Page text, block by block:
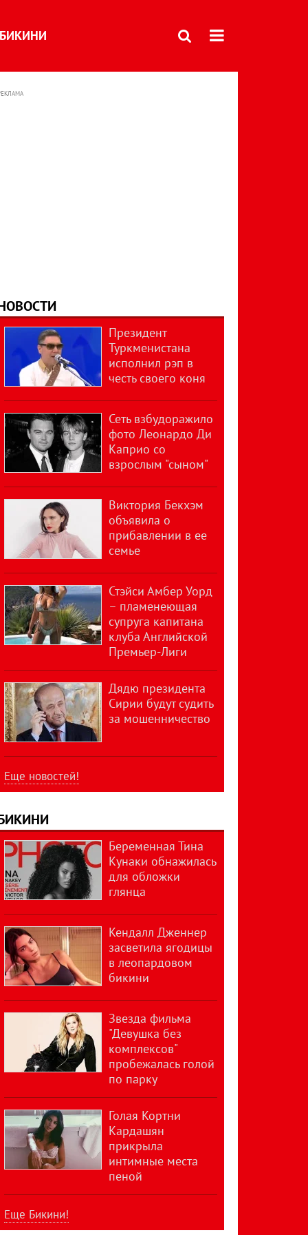
БИКИНИ
Президент
Туркменистана
исполнил рэп в
честь своего коня
Сеть взбудоражило
фото Леонардо Ди
Каприо со
взрослым "сыном"
Виктория Бекхэм
объявила о
прибавлении в ее
семье
Стэйси Амбер Уорд
– пламенеющая
супруга капитана
клуба Английской
Премьер-Лиги
Дядю президента
Сирии будут судить
за мошенничество
Еще новостей!
Беременная Тина
Кунаки обнажилась
для обложки
глянца
Кендалл Дженнер
засветила ягодицы
в леопардовом
бикини
Звезда фильма
"Девушка без
комплексов"
пробежалась голой
по парку
Голая Кортни
Кардашян
прикрыла
интимные места
пеной
Еще Бикини!